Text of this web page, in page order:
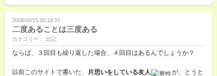
2008/09/15 00:18:37
二度あることは三度ある
カテゴリー： 日記
ならば、３回目も繰り返した場合、４回目はあるんでしょうか？
以前このサイトで書いた、 片思いをしている友人
が、とうと